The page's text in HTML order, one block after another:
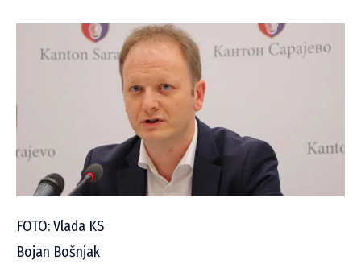
FOTO: Vlada KS
Bojan Bošnjak